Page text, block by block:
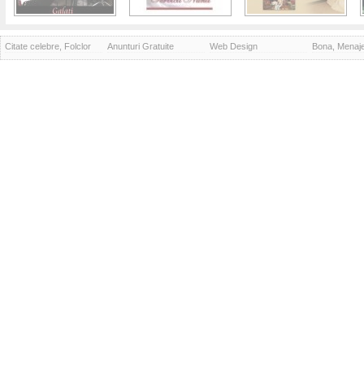
Citate celebre, Folclor Anunturi Gratuite Web Design Bona,